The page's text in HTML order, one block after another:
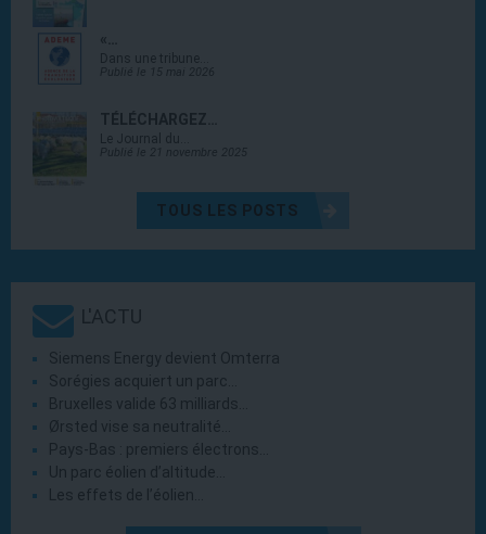
«…
Dans une tribune…
Publié le 15 mai 2026
TÉLÉCHARGEZ…
Le Journal du…
Publié le 21 novembre 2025
TOUS LES POSTS
L'ACTU
Siemens Energy devient Omterra
Sorégies acquiert un parc…
Bruxelles valide 63 milliards…
Ørsted vise sa neutralité…
Pays-Bas : premiers électrons…
Un parc éolien d’altitude…
Les effets de l’éolien…